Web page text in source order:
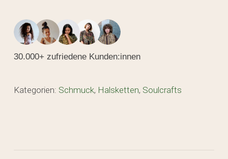
30.000+ zufriedene Kunden:innen
Kategorien: Schmuck, Halsketten, Soulcrafts